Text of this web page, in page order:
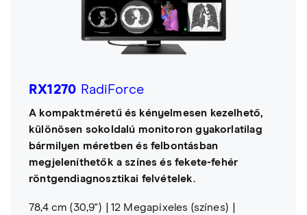
RX1270 RadiForce
A kompaktméretű és kényelmesen kezelhető,
különösen sokoldalú monitoron gyakorlatilag
bármilyen méretben és felbontásban
megjeleníthetők a színes és fekete-fehér
röntgendiagnosztikai felvételek.
78,4 cm (30,9")
12 Megapixeles (színes)